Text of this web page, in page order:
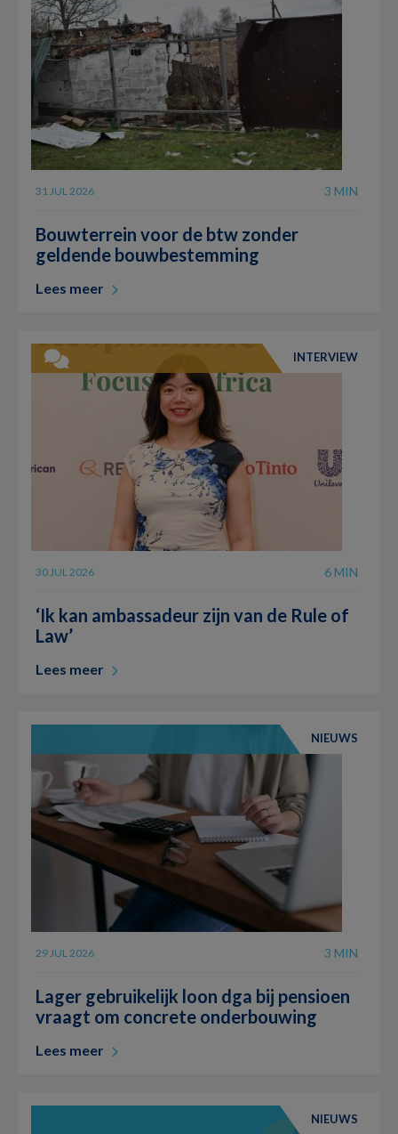
31 JUL 2026 3 MIN
Bouwterrein voor de btw zonder
geldende bouwbestemming
Lees meer
INTERVIEW
30 JUL 2026 6 MIN
‘Ik kan ambassadeur zijn van de Rule of
Law’
Lees meer
NIEUWS
29 JUL 2026 3 MIN
Lager gebruikelijk loon dga bij pensioen
vraagt om concrete onderbouwing
Lees meer
NIEUWS